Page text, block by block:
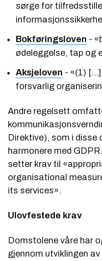
sørge for
Bokføringsloven -
ødeleggelse, tap og
Aksjeloven - «(1)
forsvarlig
Andre regelsett
Direktive), som i disse
harmonere med
setter krav til
organisational
its services».
Ulovfestede krav
Domstolene våre har
gjennom utviklingen